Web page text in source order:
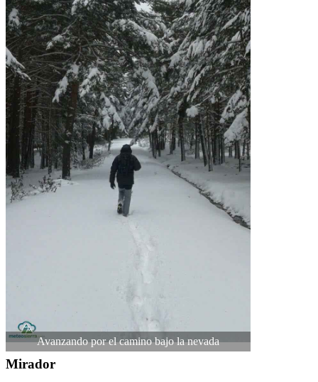
Avanzando por el camino bajo la nevada
Mirador